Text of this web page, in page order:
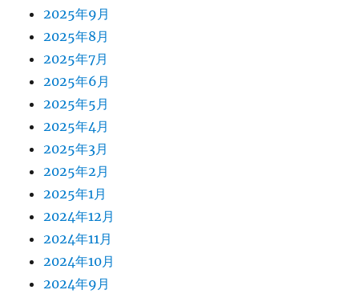
2025年9月
2025年8月
2025年7月
2025年6月
2025年5月
2025年4月
2025年3月
2025年2月
2025年1月
2024年12月
2024年11月
2024年10月
2024年9月